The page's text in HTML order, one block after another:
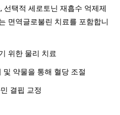
선택적 세로토닌 재흡수 억제제
면역글로불린 치료를 포함합니
위한 물리 치료
및 약물을 통해 혈당 조절
결핍 교정